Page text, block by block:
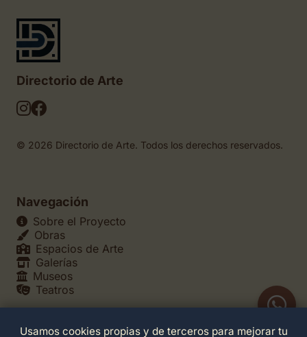
Directorio de Arte
© 2026 Directorio de Arte. Todos los derechos reservados.
Navegación
Sobre el Proyecto
Obras
Espacios de Arte
Galerías
Museos
Teatros
Usamos cookies propias y de terceros para mejorar tu